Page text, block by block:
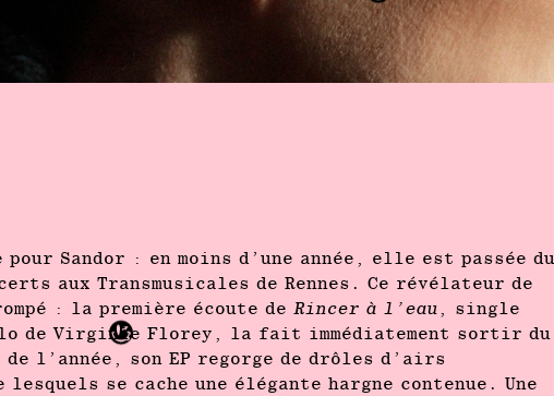
Sandor : en moins d’une année, elle est passée du
aux Transmusicales de Rennes. Ce révélateur de
: la première écoute de Rincer à l’eau , single
de Virginie Florey, la fait immédiatement sortir du
l’année, son EP regorge de drôles d’airs
se cache une élégante hargne contenue. Une